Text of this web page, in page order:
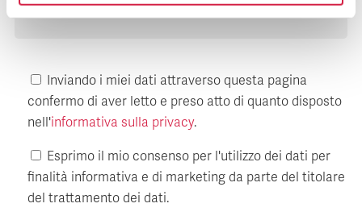
Inviando i miei dati attraverso questa pagina
confermo di aver letto e preso atto di quanto disposto
nell'informativa sulla privacy.
Esprimo il mio consenso per l'utilizzo dei dati per
finalità informativa e di marketing da parte del titolare
del trattamento dei dati.